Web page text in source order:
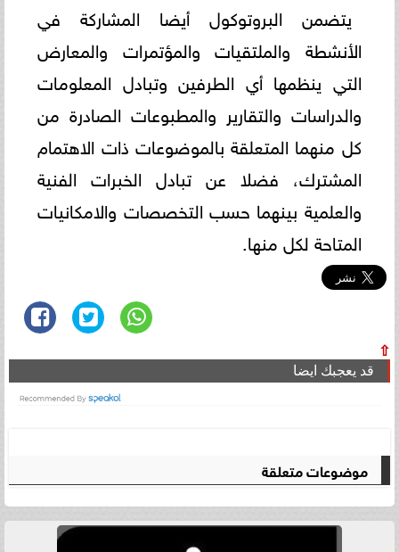
يتضمن البروتوكول أيضا المشاركة في
الأنشطة والملتقيات والمؤتمرات والمعارض
التي ينظمها أي الطرفين وتبادل المعلومات
والدراسات والتقارير والمطبوعات الصادرة من
كل منهما المتعلقة بالموضوعات ذات الاهتمام
المشترك، فضلا عن تبادل الخبرات الفنية
والعلمية بينهما حسب التخصصات والامكانيات
المتاحة لكل منها.
⇧
قد يعجبك ايضا
موضوعات متعلقة